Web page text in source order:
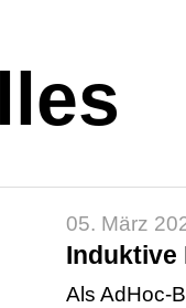
05. März
Als AdHoc-